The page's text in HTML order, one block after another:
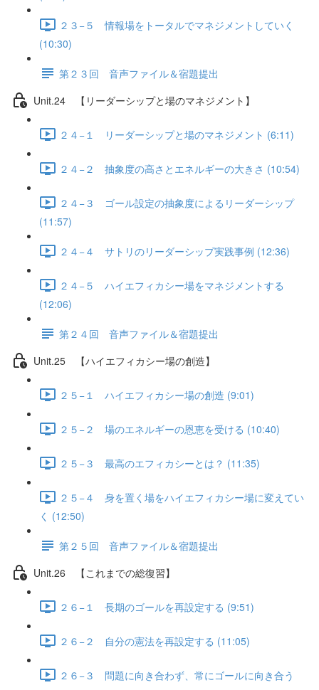
２３−５ 情報場をトータルでマネジメントしていく
(10:30)
第２３回 音声ファイル＆宿題提出
Unit.24 【リーダーシップと場のマネジメント】
２４−１ リーダーシップと場のマネジメント (6:11)
２４−２ 抽象度の高さとエネルギーの大きさ (10:54)
２４−３ ゴール設定の抽象度によるリーダーシップ
(11:57)
２４−４ サトリのリーダーシップ実践事例 (12:36)
２４−５ ハイエフィカシー場をマネジメントする
(12:06)
第２４回 音声ファイル＆宿題提出
Unit.25 【ハイエフィカシー場の創造】
２５−１ ハイエフィカシー場の創造 (9:01)
２５−２ 場のエネルギーの恩恵を受ける (10:40)
２５−３ 最高のエフィカシーとは？ (11:35)
２５−４ 身を置く場をハイエフィカシー場に変えてい
く (12:50)
第２５回 音声ファイル＆宿題提出
Unit.26 【これまでの総復習】
２６−１ 長期のゴールを再設定する (9:51)
２６−２ 自分の憲法を再設定する (11:05)
２６−３ 問題に向き合わず、常にゴールに向き合う